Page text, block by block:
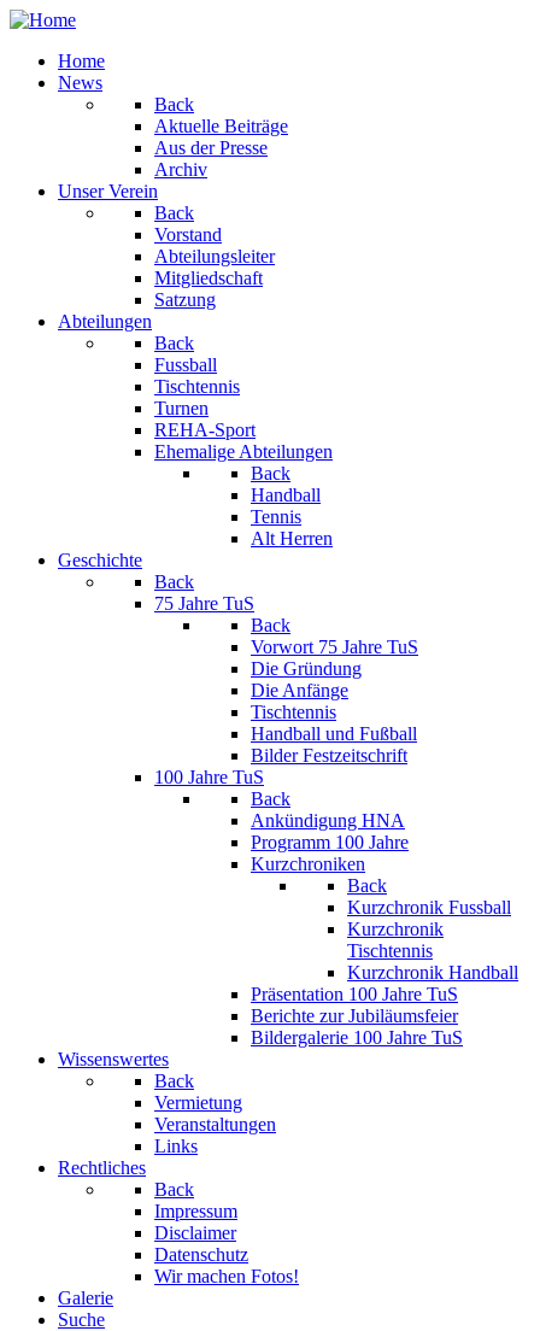
Home
News
Back
Aktuelle Beiträge
Aus der Presse
Archiv
Unser Verein
Back
Vorstand
Abteilungsleiter
Mitgliedschaft
Satzung
Abteilungen
Back
Fussball
Tischtennis
Turnen
REHA-Sport
Ehemalige Abteilungen
Back
Handball
Tennis
Alt Herren
Geschichte
Back
75 Jahre TuS
Back
Vorwort 75 Jahre TuS
Die Gründung
Die Anfänge
Tischtennis
Handball und Fußball
Bilder Festzeitschrift
100 Jahre TuS
Back
Ankündigung HNA
Programm 100 Jahre
Kurzchroniken
Back
Kurzchronik Fussball
Kurzchronik
Tischtennis
Kurzchronik Handball
Präsentation 100 Jahre TuS
Berichte zur Jubiläumsfeier
Bildergalerie 100 Jahre TuS
Wissenswertes
Back
Vermietung
Veranstaltungen
Links
Rechtliches
Back
Impressum
Disclaimer
Datenschutz
Wir machen Fotos!
Galerie
Suche